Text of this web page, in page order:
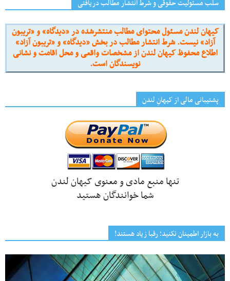
سلب مسئولیت حقوقی و شرط انتشار مطالب دریافتی
کیهان لندن مسئول محتوای مطالب منتشرشده در «دیدگاه» و «تریبون
آزاد» نیست. شرط انتشار مطالب در بخش «دیدگاه» و «تریبون آزاد»
اطلاع محفوظ کیهان لندن از مشخصات واقعی و محل اقامت و نشانی
نویسندگان است.
پشتیبانی مالی از کیهانِ لندن
تنها منبع مادی و معنوی کیهان لندن
شما خوانندگان هستید
به بازار اطمینان نکنید؛ رقبا زیاد هستند!